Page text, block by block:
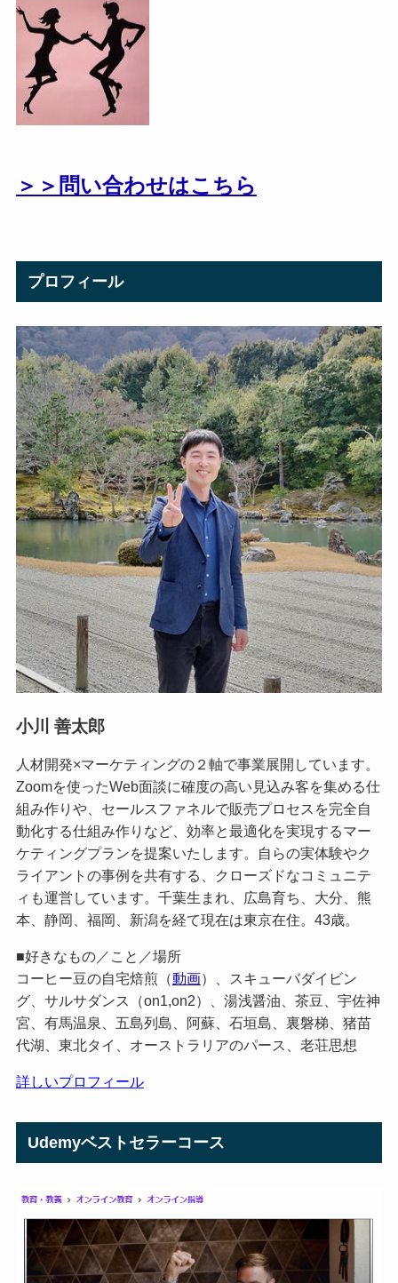
＞＞問い合わせはこちら
プロフィール
小川 善太郎
人材開発×マーケティングの２軸で事業展開しています。
Zoomを使ったWeb面談に確度の高い見込み客を集める仕
組み作りや、セールスファネルで販売プロセスを完全自
動化する仕組み作りなど、効率と最適化を実現するマー
ケティングプランを提案いたします。自らの実体験やク
ライアントの事例を共有する、クローズドなコミュニテ
ィも運営しています。千葉生まれ、広島育ち、大分、熊
本、静岡、福岡、新潟を経て現在は東京在住。43歳。
■好きなもの／こと／場所
コーヒー豆の自宅焙煎（動画）、スキューバダイビン
グ、サルサダンス（on1,on2）、湯浅醤油、茶豆、宇佐神
宮、有馬温泉、五島列島、阿蘇、石垣島、裏磐梯、猪苗
代湖、東北タイ、オーストラリアのパース、老荘思想
詳しいプロフィール
Udemyベストセラーコース